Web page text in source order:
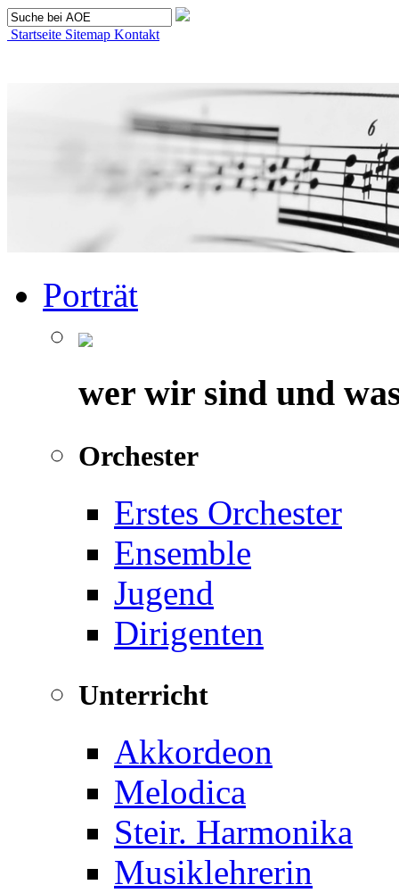
Startseite Sitemap Kontakt
Porträt
wer wir sind und
Orchester
Erstes Orchester
Ensemble
Jugend
Dirigenten
Unterricht
Akkordeon
Melodica
Steir. Harmonika
Musiklehrerin